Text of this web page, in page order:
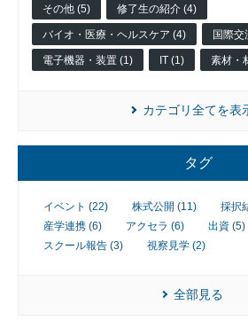
資
先
企
業
その他 (5) 修了生の紹介 (4)
バイオ・医療・ヘルスケア (4) 国際交
電子機器・装置 (1) IT (1) 素材・
カテゴリ全てを表
タグ
イベント (22) 株式公開 (11)
採択
産学連携 (6)
アクセラ (6) 出資 (5)
スクール報告 (3)
視察見学 (2)
全部見る